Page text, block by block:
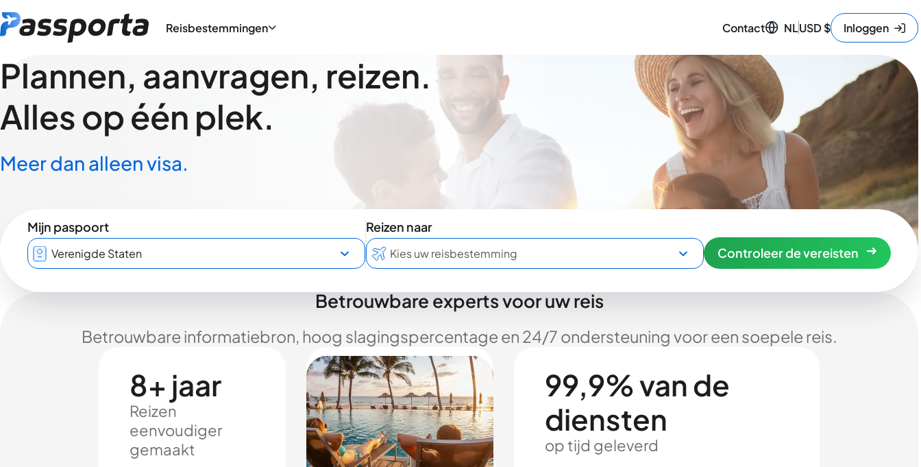
Reisbestemmingen Contact NLUSD$ Inloggen
Plannen, aanvragen, reizen.
Alles op één plek.
Meer dan alleen visa.
Mijn paspoort
Reizen naar
Controleer de vereisten
Betrouwbare experts voor uw reis
Betrouwbare informatiebron, hoog slagingspercentage en 24/7 ondersteuning voor een soepele reis.
8+ jaar
Reizen
eenvoudiger
gemaakt
99,9% van de
diensten
op tijd geleverd